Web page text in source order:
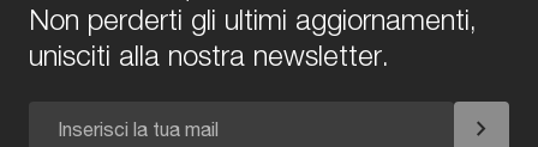
Non perderti gli ultimi aggiornamenti,
unisciti alla nostra newsletter.
chevron_right